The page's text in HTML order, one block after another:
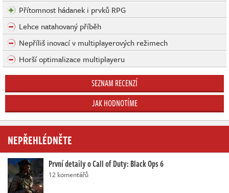
Přítomnost hádanek i prvků RPG
Lehce natahovaný příběh
Nepříliš inovací v multiplayerových režimech
Horší optimalizace multiplayeru
SEZNAM RECENZÍ
JAK HODNOTÍME
NEPŘEHLÉDNĚTE
První detaily o Call of Duty: Black Ops 6
12 komentářů